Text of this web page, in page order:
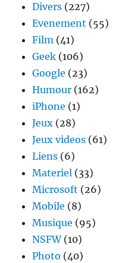
Divers (227)
Evenement (55)
Film (41)
Geek (106)
Google (23)
Humour (162)
iPhone (1)
Jeux (28)
Jeux videos (61)
Liens (6)
Materiel (33)
Microsoft (26)
Mobile (8)
Musique (95)
NSFW(10)
Photo (40)